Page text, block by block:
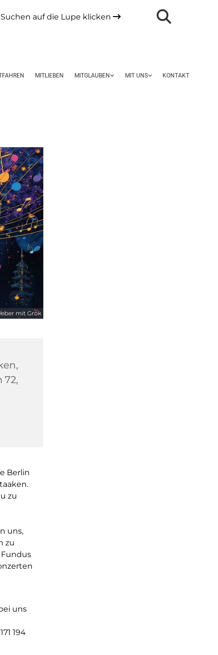
auf die Lupe klicken 
MITLIEBEN MITGLAUBEN MIT UNS KONTAKT
mit Grok
72,
Berlin
zu
uns,
zu
uns
194